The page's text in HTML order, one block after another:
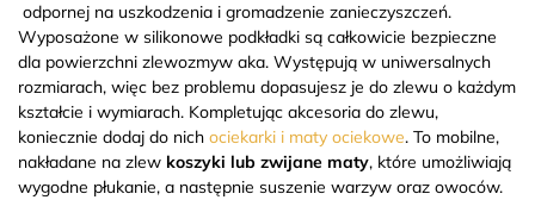
odpornej na uszkodzenia i gromadzenie zanieczyszczeń.
Wyposażone w silikonowe podkładki są całkowicie bezpieczne
dla powierzchni zlewozmyw aka. Występują w uniwersalnych
rozmiarach, więc bez problemu dopasujesz je do zlewu o każdym
kształcie i wymiarach. Kompletując akcesoria do zlewu,
koniecznie dodaj do nich ociekarki i maty ociekowe. To mobilne,
nakładane na zlew koszyki lub zwijane maty, które umożliwiają
wygodne płukanie, a następnie suszenie warzyw oraz owoców.